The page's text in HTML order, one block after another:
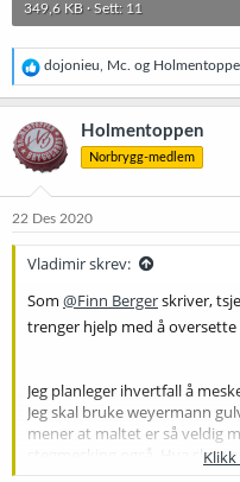
349,6 KB · Sett: 11
R
e
a
k
s
j
o
e
dojonieu Mc. og
Holmentoppen
Norbrygg-medlem
22 Des 2020
Vladimir skrev:
Som @Finn Bergerskriver,
trenger hjelp med å oversette
Jeg planleger ihvertfall å
Jeg skal bruke weyermann
mener at maltet er så veldig
stegmesking også. Hva slags